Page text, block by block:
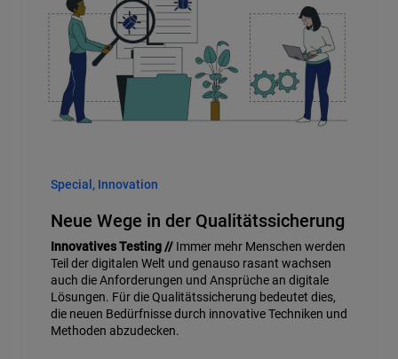
Special, Innovation
Neue Wege in der Qualitätssicherung
Innovatives Testing // Immer mehr Menschen werden
Teil der digitalen Welt und genauso rasant wachsen
auch die Anforderungen und Ansprüche an digitale
Lösungen. Für die Qualitätssicherung bedeutet dies,
die neuen Bedürfnisse durch innovative Techniken und
Methoden abzudecken.